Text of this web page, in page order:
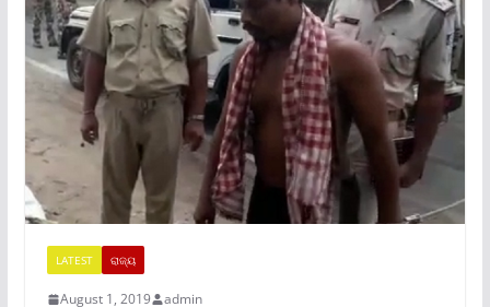
LATEST ରାଜ୍ୟ
August 1, 2019 admin